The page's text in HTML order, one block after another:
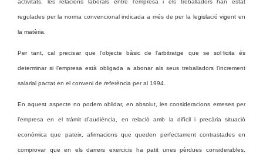
activitats, les relacions laborals entre l’empresa i els treballadors han estat
regulades per la norma convencional indicada a més de per la legislació vigent en
la matèria.
Per tant, cal precisar que l’objecte bàsic de l’arbitratge que se sol·licita és
determinar si l’empresa està obligada a abonar als seus treballadors l’increment
salarial pactat en el conveni de referència per al 1994.
En aquest aspecte no podem oblidar, en absolut, les consideracions emeses per
l’empresa en el tràmit d’audiència, en relació amb la difícil i precària situació
econòmica que pateix, afirmacions que queden perfectament contrastades en
comprovar que en els darrers exercicis ha patit unes pèrdues considerables.